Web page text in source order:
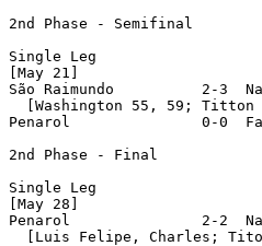
2nd Phase - Semifinal
Single Leg
[May 21]
São Raimundo          2-3
[Washington 55, 59; Titton
Penarol               0-0
2nd Phase - Final
Single Leg
[May 28]
Penarol               2-2
[Luis Felipe, Charles;